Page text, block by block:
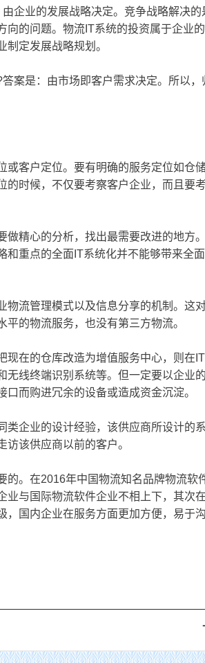
业的发展战略决定。竞争战略解决的
向的问题。物流IT系统的投资属于企业
定发展战略规划。
是：由市场即客户需求决定。所以，
客户定位。要有明确的服务定位如仓
的时候，不仅要考察客户企业，而且要
精心的分析，找出最需要改进的地方
和重点的全面IT系统化并不能够带来全
流管理模式以及信息分享的机制。这
的物流服务，也没有第三方物流。
在的仓库改造为增值服务中心，则在
无线终端识别系统等。但一定要以企业
而购进冗余的设备或造成资金沉淀。
企业的设计经验，该供应商所设计的
该供应商以前的客户。
。在2016年中国物流知名品牌物流软
业与国际物流软件企业不相上下，其次
国内企业在服务方面更加方便，易于